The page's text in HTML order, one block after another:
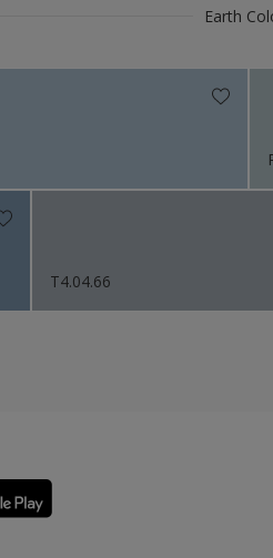
Earth
T4.04.66